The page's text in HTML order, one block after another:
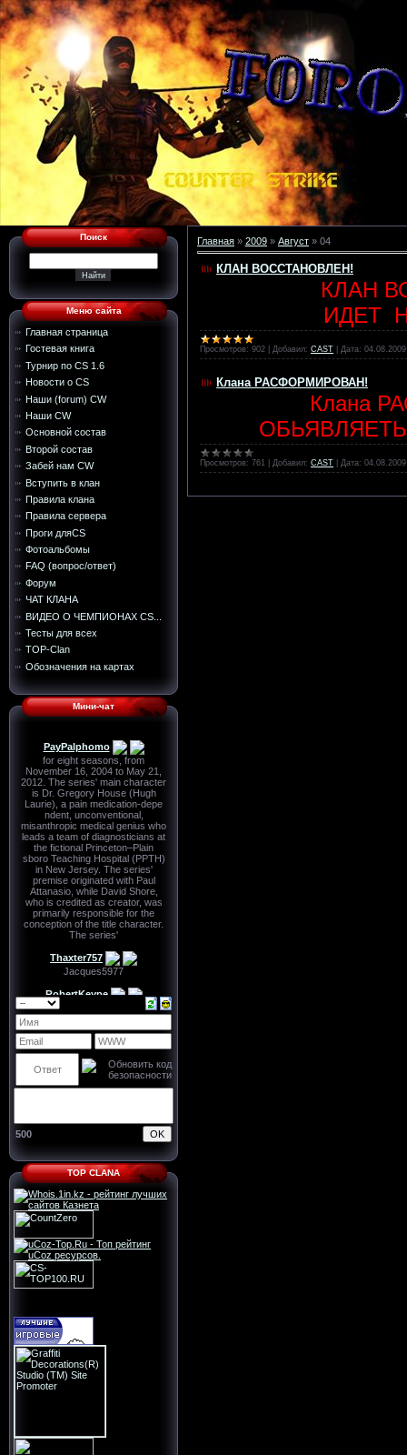
Поиск
Меню сайта
Главная страница
Гостевая книга
Турнир по CS 1.6
Новости о CS
Наши (forum) CW
Наши CW
Основной состав
Второй состав
Забей нам CW
Вступить в клан
Правила клана
Правила сервера
Проги дляCS
Фотоальбомы
FAQ (вопрос/ответ)
Форум
ЧАТ КЛАНА
ВИДЕО О ЧЕМПИОНАХ CS...
Тесты для всех
TOP-Сlan
Обозначения на картах
Мини-чат
500
TOP CLANA
Главная » 2009 » Август » 04
КЛАН ВОССТАНОВЛЕН!
КЛАН
ИДЕТ
Просмотров: 902 Добавил: CAST Дата: 04.08.2009
Клана РАСФОРМИРОВАН!
Клана
Просмотров: 761 Добавил: CAST Дата: 04.08.2009